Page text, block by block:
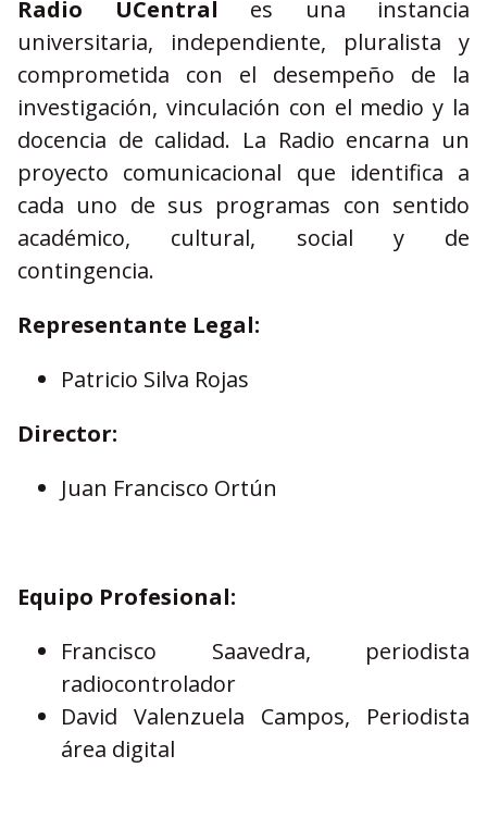
Radio UCentral es una instancia
universitaria, independiente, pluralista y
comprometida con el desempeño de la
investigación, vinculación con el medio y la
docencia de calidad. La Radio encarna un
proyecto comunicacional que identifica a
cada uno de sus programas con sentido
académico, cultural, social y de
contingencia.
Representante Legal:
Patricio Silva Rojas
Director:
Juan Francisco Ortún
Equipo Profesional:
Francisco Saavedra, periodista
radiocontrolador
David Valenzuela Campos, Periodista
área digital